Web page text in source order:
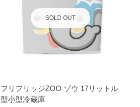
SOLD OUT
フリフリッジZOO ゾウ 17リットル
型小型冷蔵庫